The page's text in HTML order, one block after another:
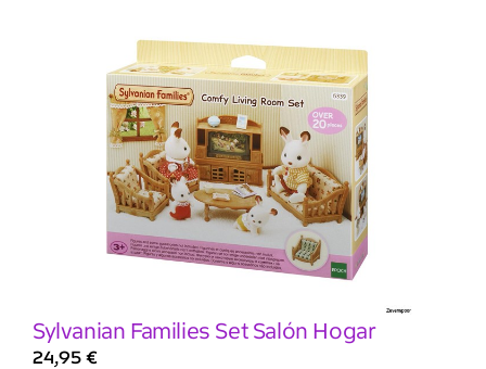
Sylvanian Families Set Salón Hogar
24,95 €